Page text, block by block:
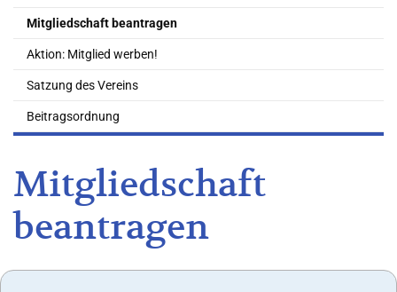
Mitgliedschaft beantragen
Aktion: Mitglied werben!
Satzung des Vereins
Beitragsordnung
Mitgliedschaft
beantragen